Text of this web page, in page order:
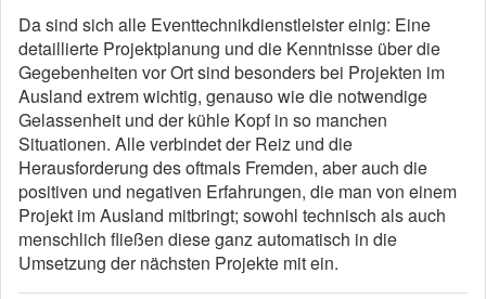
Da sind sich alle Eventtechnikdienstleister einig: Eine
detaillierte Projektplanung und die Kenntnisse über die
Gegebenheiten vor Ort sind besonders bei Projekten im
Ausland extrem wichtig, genauso wie die notwendige
Gelassenheit und der kühle Kopf in so manchen
Situationen. Alle verbindet der Reiz und die
Herausforderung des oftmals Fremden, aber auch die
positiven und negativen Erfahrungen, die man von einem
Projekt im Ausland mitbringt; sowohl technisch als auch
menschlich fließen diese ganz automatisch in die
Umsetzung der nächsten Projekte mit ein.